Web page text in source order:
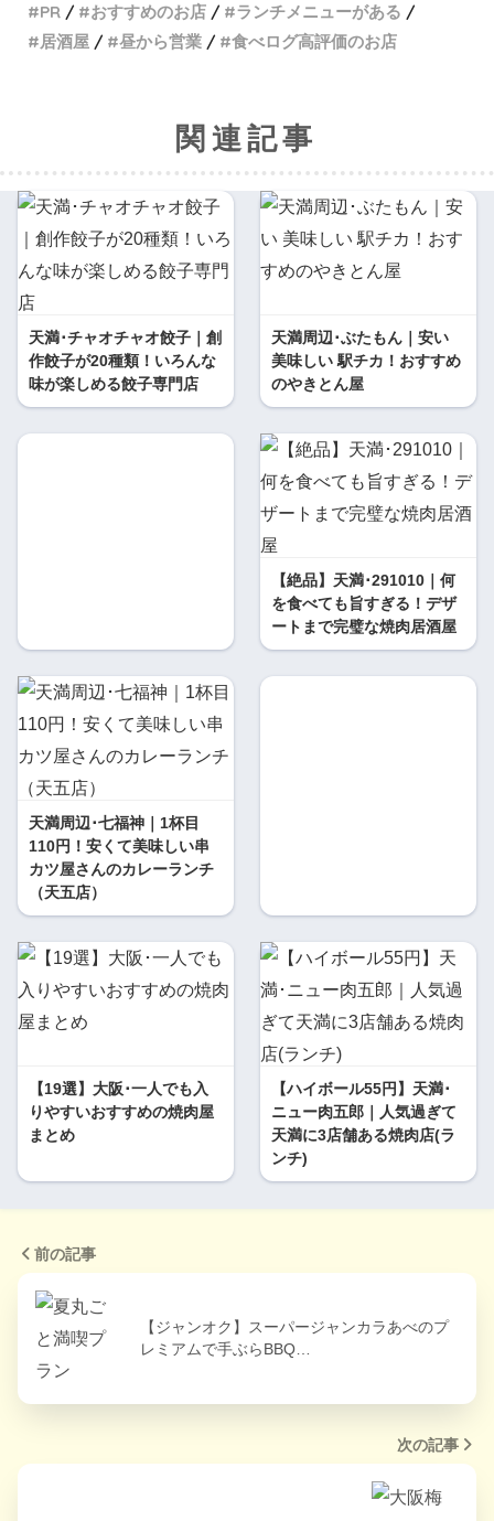
PR
おすすめのお店
ランチメニューがある
居酒屋
昼から営業 食べログ高評価のお店
関連記事
天満･チャオチャオ餃子｜創
作餃子が20種類！いろんな
味が楽しめる餃子専門店
天満周辺･ぶたもん｜安い
美味しい 駅チカ！おすすめ
のやきとん屋
【絶品】天満･291010｜何
を食べても旨すぎる！デザ
ートまで完璧な焼肉居酒屋
天満周辺･七福神｜1杯目
110円！安くて美味しい串
カツ屋さんのカレーランチ
（天五店）
【19選】大阪･一人でも入
りやすいおすすめの焼肉屋
まとめ
【ハイボール55円】天満･
ニュー肉五郎｜人気過ぎて
天満に3店舗ある焼肉店(ラ
ンチ)
前の記事
【ジャンオク】スーパージャンカラあべのプ
レミアムで手ぶらBBQ…
次の記事